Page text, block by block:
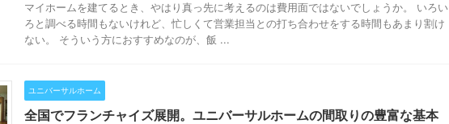
マイホームを建てるとき、やはり真っ先に考えるのは費用面ではないでしょうか。 いろい
ろと調べる時間もないけれど、忙しくて営業担当との打ち合わせをする時間もあまり割け
ない。 そういう方におすすめなのが、飯 ...
ユニバーサルホーム
全国でフランチャイズ展開。ユニバーサルホームの間取りの豊富な基本